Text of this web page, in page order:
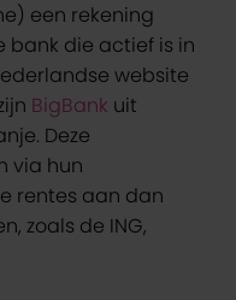
een rekening
bank die actief is in
website
BigBank uit
Deze
via hun
rentes aan dan
zoals de ING,